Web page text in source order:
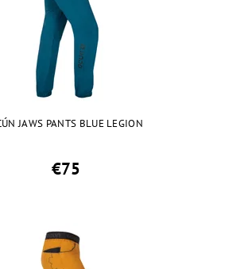
JAWS PANTS BLUE LEGION
€75